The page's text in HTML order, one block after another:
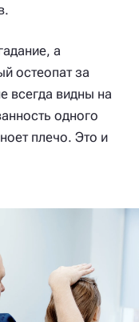
а
остеопат за
всегда видны на
одного
плечо. Это и